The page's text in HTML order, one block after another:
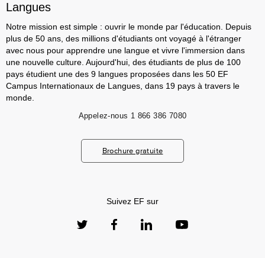
Langues
Notre mission est simple : ouvrir le monde par l'éducation. Depuis
plus de 50 ans, des millions d'étudiants ont voyagé à l'étranger
avec nous pour apprendre une langue et vivre l'immersion dans
une nouvelle culture. Aujourd'hui, des étudiants de plus de 100
pays étudient une des 9 langues proposées dans les 50 EF
Campus Internationaux de Langues, dans 19 pays à travers le
monde.
Appelez-nous 1 866 386 7080
Brochure gratuite
Suivez EF sur